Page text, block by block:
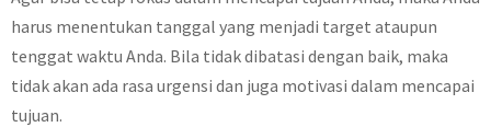
harus menentukan tanggal yang menjadi target ataupun
tenggat waktu Anda. Bila tidak dibatasi dengan baik, maka
tidak akan ada rasa urgensi dan juga motivasi dalam mencapai
tujuan.